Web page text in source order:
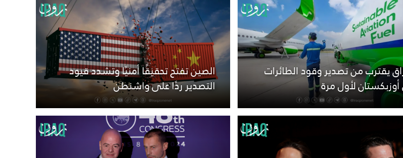
يقترب من تصدير وقود الطائرات
لأول مرة
الصين تفتح تحقيقًا أمنيًا وتشدد قيود
التصدير ردًا على واشنطن